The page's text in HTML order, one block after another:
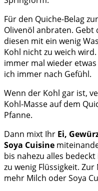
Für den Quiche-Belag
Olivenöl anbraten.
diesen mit ein wenig
Kohl nicht zu weich
immer mal wieder
ich immer nach Gefühl.
Wenn der Kohl gar ist,
Kohl-Masse auf dem
Pfanne.
Dann mixt Ihr Ei,
Soya Cuisine
bis nahezu alles
zu wenig Flüssigkeit.
mehr Milch oder Soya